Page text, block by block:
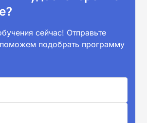
сейчас! Отправьте
подобрать программу